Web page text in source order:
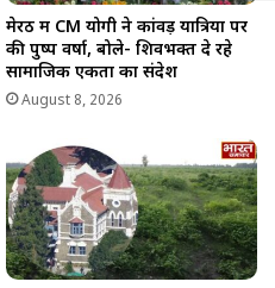
मेरठ में CM योगी ने कांवड़ यात्रियों पर
की पुष्प वर्षा, बोले- शिवभक्त दे रहे
सामाजिक एकता का संदेश
August 8, 2026